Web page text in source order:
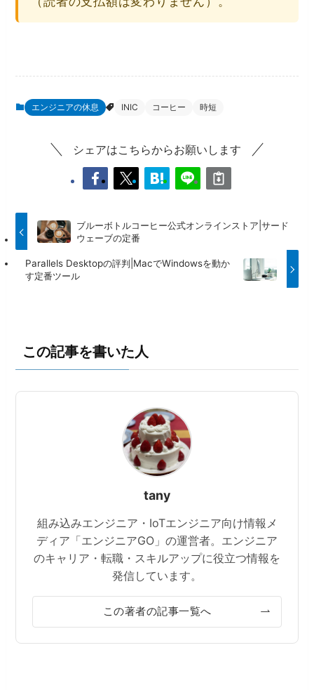
エンジニアの休息 INIC コーヒー 時短
シェアはこちらからお願いします
ブルーボトルコーヒー公式オンラインストア|サード
ウェーブの定番
Parallels Desktopの評判|MacでWindowsを動か
す定番ツール
この記事を書いた人
tany
組み込みエンジニア・IoTエンジニア向け情報メ
ディア「エンジニアGO」の運営者。エンジニア
のキャリア・転職・スキルアップに役立つ情報を
発信しています。
この著者の記事一覧へ